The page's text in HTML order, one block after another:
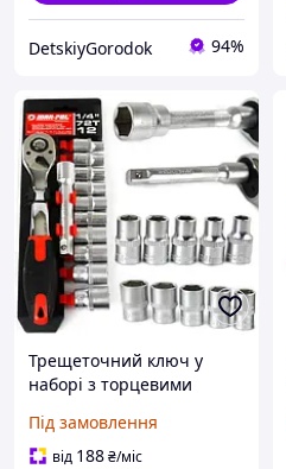
DetskiyGorodok 94%
Трещеточний ключ у
наборі з торцевими
22 мм Mar-Pol M58204
Під замовлення
від 188₴/міс